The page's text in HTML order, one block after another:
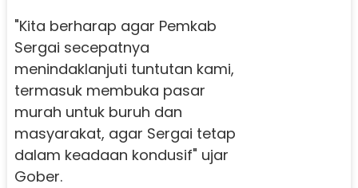
"Kita berharap agar Pemkab
Sergai secepatnya
menindaklanjuti tuntutan kami,
termasuk membuka pasar
murah untuk buruh dan
masyarakat, agar Sergai tetap
dalam keadaan kondusif" ujar
Gober.